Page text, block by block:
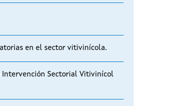
en el sector vitivinícola.
Intervención Sectorial Vitivinícol